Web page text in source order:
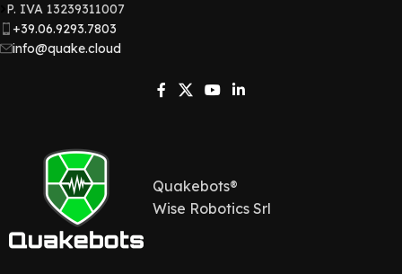
P. IVA 13239311007​
+39.06.9293.7803
info@quake.cloud
Quakebots®
Wise Robotics Srl